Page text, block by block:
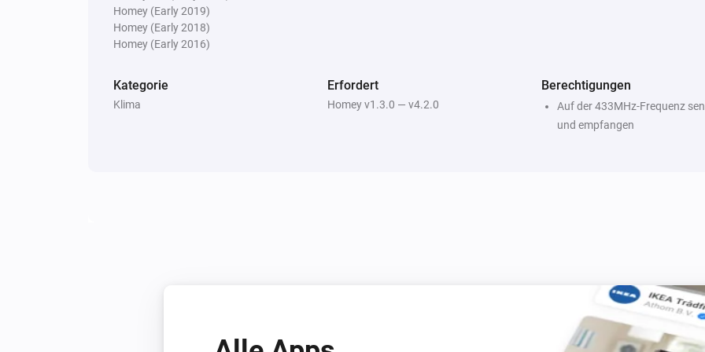
Homey (Early 2019)
Homey (Early 2018)
Homey (Early 2016)
Kategorie
Klima
Erfordert
Homey v1.3.0 — v4.2.0
Berechtigungen
Auf der 433MHz-Frequenz
und empfangen